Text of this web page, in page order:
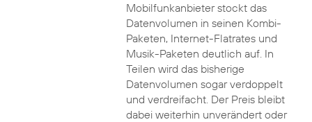
Mobilfunkanbieter stockt das
Datenvolumen in seinen Kombi-
Paketen, Internet-Flatrates und
Musik-Paketen deutlich auf. In
Teilen wird das bisherige
Datenvolumen sogar verdoppelt
und verdreifacht. Der Preis bleibt
dabei weiterhin unverändert oder